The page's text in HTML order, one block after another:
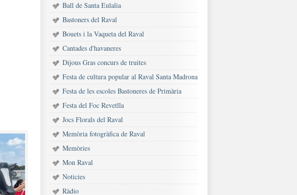
Ball de Santa Eulalia
Bastoners del Raval
Bouets i la Vaqueta del Raval
Cantades d'havaneres
Dijous Gras concurs de truites
Festa de cultura popular al Raval Santa Madrona
Festa de les escoles Bastoneres de Primària
Festa del Foc Revetlla
Jocs Florals del Raval
Memòria fotogràfica de Raval
Memòries
Mon Raval
Noticies
Ràdio